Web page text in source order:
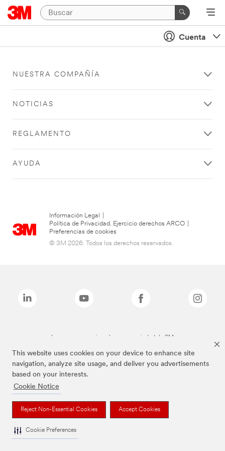
This website uses cookies on your device to enhance site
navigation, analyze site usage, and deliver you advertisements
based on your interests.
Cookie Notice
Reject Non-Essential Cookies Accept Cookies
Cookie Preferences
Cuenta
NUESTRA COMPAÑÍA
NOTICIAS
REGLAMENTO
AYUDA
Información Legal
Política de Privacidad. Ejercicio derechos ARCO
Preferencias de cookies
© 3M 2026. Todos los derechos reservados.
Las marcas mencionadas son propiedad de 3M